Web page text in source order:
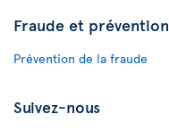
Fraude et prévention
Prévention de la fraude
Suivez-nous